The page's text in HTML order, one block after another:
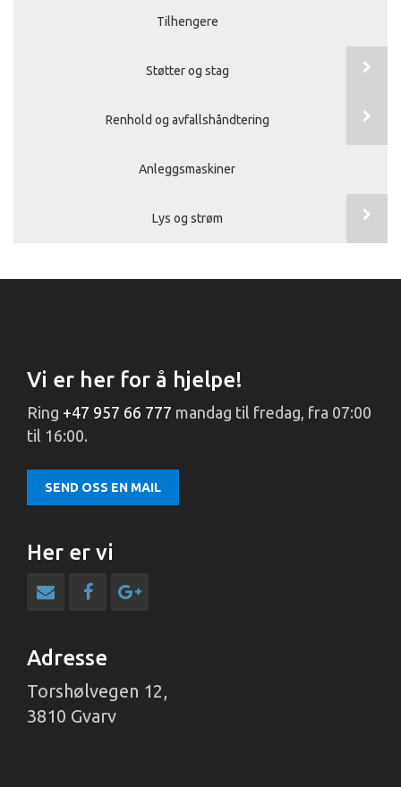
Tilhengere
Støtter og stag
Renhold og avfallshåndtering
Anleggsmaskiner
Lys og strøm
Vi er her for å hjelpe!
Ring +47 957 66 777 mandag til fredag, fra 07:00
til 16:00.
SEND OSS EN MAIL
Her er vi
Adresse
Torshølvegen 12,
3810 Gvarv